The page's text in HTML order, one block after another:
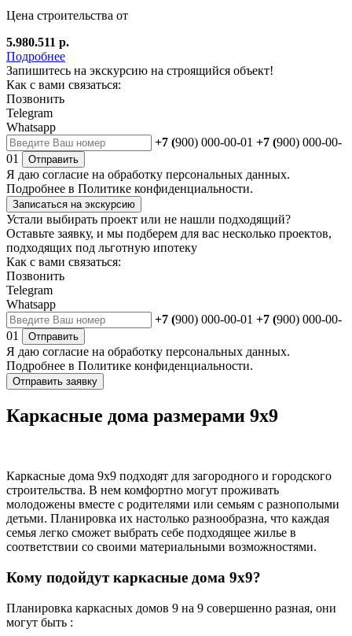
Цена строительства от
5.980.511 р.
Подробнее
Запишитесь на экскурсию на строящийся объект!
Как с вами связаться:
Позвонить
Telegram
Whatsapp
+7 (900) 000-00-01 +7 (900) 000-00-
01
Отправить
Я даю согласие на обработку персональных данных.
Подробнее в Политике конфиденциальности.
Записаться на экскурсию
Устали выбирать проект или не нашли подходящий?
Оставьте заявку, и мы подберем для вас несколько проектов,
подходящих под льготную ипотеку
Как с вами связаться:
Позвонить
Telegram
Whatsapp
+7 (900) 000-00-01 +7 (900) 000-00-
01
Отправить
Я даю согласие на обработку персональных данных.
Подробнее в Политике конфиденциальности.
Отправить заявку
Каркасные дома размерами 9х9
Каркасные дома 9х9 подходят для загородного и городского
строительства. В нем комфортно могут проживать
молодожены вместе с родителями или семьям с разнополыми
детьми. Планировка их настолько разнообразна, что каждая
семья легко сможет выбрать себе подходящее жилье в
соответствии со своими материальными возможностями.
Кому подойдут каркасные дома 9х9?
Планировка каркасных домов 9 на 9 совершенно разная, они
могут быть :